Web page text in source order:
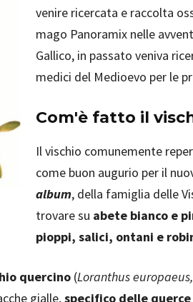
venire ricercata e raccolta
mago Panoramix nelle
Gallico, in passato veniva
medici del Medioevo per le
Com'è fatto il
Il vischio comunemente
come buon augurio per il
album, della famiglia delle
trovare su abete bianco e
pioppi, salici, ontani e
quercino (Loranthus europaeus,
gialle,specifico delle